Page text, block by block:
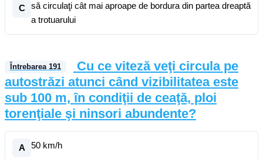
C
să circulaţi cât mai aproape de bordura din partea dreaptă
a trotuarului
Întrebarea 191
Cu ce viteză veţi circula pe
autostrăzi atunci când vizibilitatea este
sub 100 m, în condiţii de ceaţă, ploi
torenţiale şi ninsori abundente?
A 50 km/h